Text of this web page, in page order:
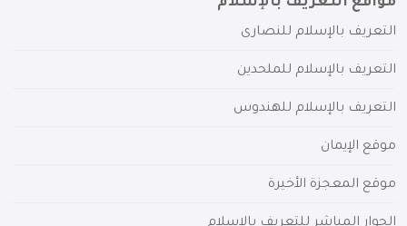
التعريف بالإسلام للنصارى
التعريف بالإسلام للملحدين
التعريف بالإسلام للهندوس
موقع الإيمان
موقع المعجزة الأخيرة
الحوار المباشر للتعريف بالإسلام